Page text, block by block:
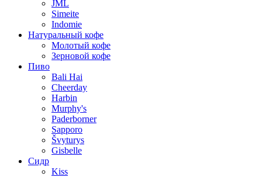
JML
Simeite
Indomie
Натуральный кофе
Молотый кофе
Зерновой кофе
Пиво
Bali Hai
Cheerday
Harbin
Murphy's
Paderborner
Sapporo
Švyturys
Gisbelle
Сидр
Kiss